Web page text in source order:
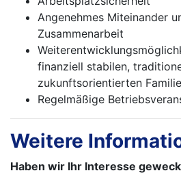
Angenehmes Miteinander
Zusammenarbeit
finanziell stabilen,
zukunftsorientierten
Regelmäßige
Weitere
Haben wir Ihr Interesse